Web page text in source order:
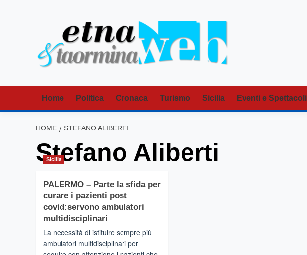
Home Politica Cronaca Turismo Sicilia Eventi e Spettacoli
HOME STEFANO ALIBERTI
Stefano Aliberti
Sicilia
PALERMO – Parte la sfida per
curare i pazienti post
covid:servono ambulatori
multidisciplinari
La necessità di istituire sempre più
ambulatori multidisciplinari per